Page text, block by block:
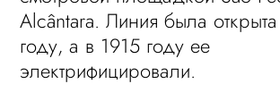
Alcântara. Линия была
году, а в 1915 году ее
электрифицировали.